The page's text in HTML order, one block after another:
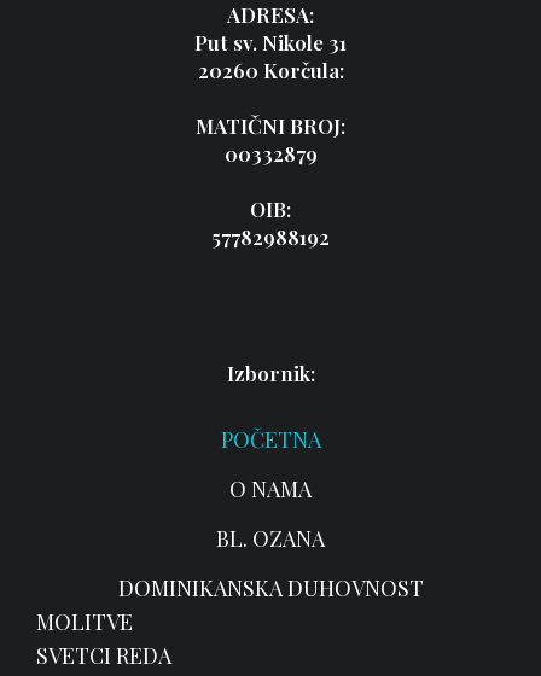
ADRESA:
Put sv. Nikole 31
20260 Korčula:
MATIČNI BROJ:
00332879
OIB:
57782988192
Izbornik:
POČETNA
O NAMA
BL. OZANA
DOMINIKANSKA DUHOVNOST
MOLITVE
SVETCI REDA